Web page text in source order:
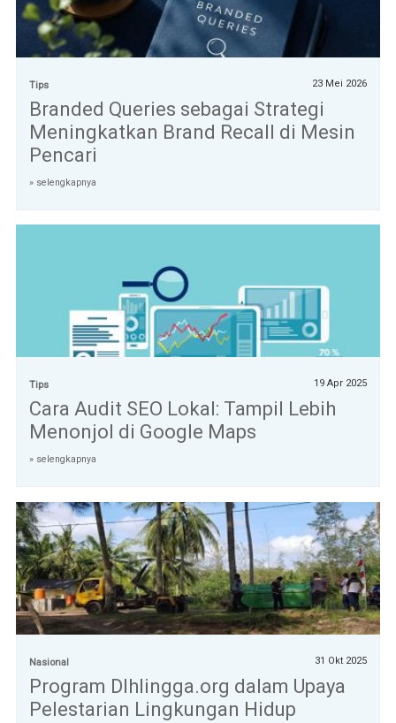
Tips 23 Mei 2026
Branded Queries sebagai Strategi
Meningkatkan Brand Recall di Mesin
Pencari
» selengkapnya
Tips 19 Apr 2025
Cara Audit SEO Lokal: Tampil Lebih
Menonjol di Google Maps
» selengkapnya
Nasional 31 Okt 2025
Program Dlhlingga.org dalam Upaya
Pelestarian Lingkungan Hidup